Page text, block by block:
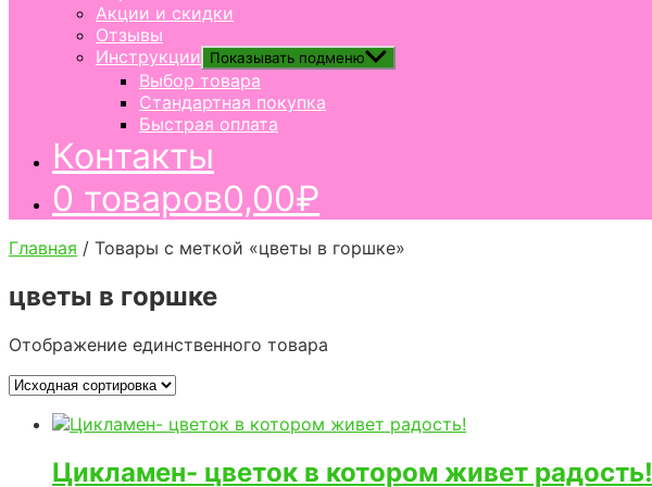
Акции и скидки
Отзывы
Инструкции
Показывать подменю
Выбор товара
Стандартная покупка
Быстрая оплата
Контакты
0 товаров0,00₽
Главная / Товары с меткой «цветы в горшке»
цветы в горшке
Отображение единственного товара
Цикламен- цветок в котором живет радость!